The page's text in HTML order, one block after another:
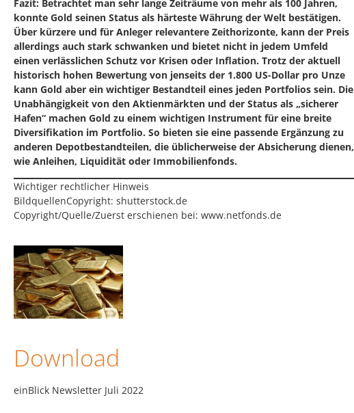
Fazit: Betrachtet man sehr lange Zeiträume von mehr als 100 Jahren,
konnte Gold seinen Status als härteste Währung der Welt bestätigen.
Über kürzere und für Anleger relevantere Zeithorizonte, kann der Preis
allerdings auch stark schwanken und bietet nicht in jedem Umfeld
einen verlässlichen Schutz vor Krisen oder Inflation. Trotz der aktuell
historisch hohen Bewertung von jenseits der 1.800 US-Dollar pro Unze
kann Gold aber ein wichtiger Bestandteil eines jeden Portfolios sein. Die
Unabhängigkeit von den Aktienmärkten und der Status als „sicherer
Hafen“ machen Gold zu einem wichtigen Instrument für eine breite
Diversifikation im Portfolio. So bieten sie eine passende Ergänzung zu
anderen Depotbestandteilen, die üblicherweise der Absicherung dienen,
wie Anleihen, Liquidität oder Immobilienfonds.
Wichtiger rechtlicher Hinweis
BildquellenCopyright: shutterstock.de
Copyright/Quelle/Zuerst erschienen bei: www.netfonds.de
Download
einBlick Newsletter Juli 2022